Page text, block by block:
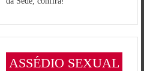
ASSÉDIO SEXUAL